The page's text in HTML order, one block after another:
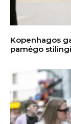
Kopenhagos
pamėgo